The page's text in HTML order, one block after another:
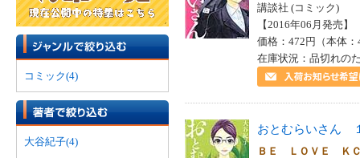
コミック(4)
大谷紀子(4)
講談社 (コミック)
【2016年06月発売
価格：472円（本体
在庫状況：品切れの
おとむらいさん
ＢＥ ＬＯＶＥ